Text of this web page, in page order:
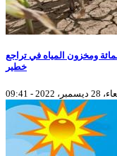
الفلاحة: نسبة إمتلاء السدود في حدود 28 بالمائة ومخزون المياه في تراجع
خطير
2022 - 09:41